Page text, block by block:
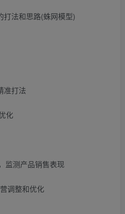
打法和思路(蛛网模型)
准打法
化
监测产品销售表现
调整和优化